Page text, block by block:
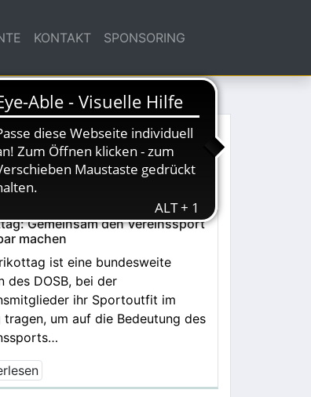
KONTAKT SPONSORING
… 6 Nächste
Gemeinsam den Vereinssport
machen
ist eine bundesweite
des DOSB, bei der
ihr Sportoutfit im
tragen, um auf die Bedeutung des